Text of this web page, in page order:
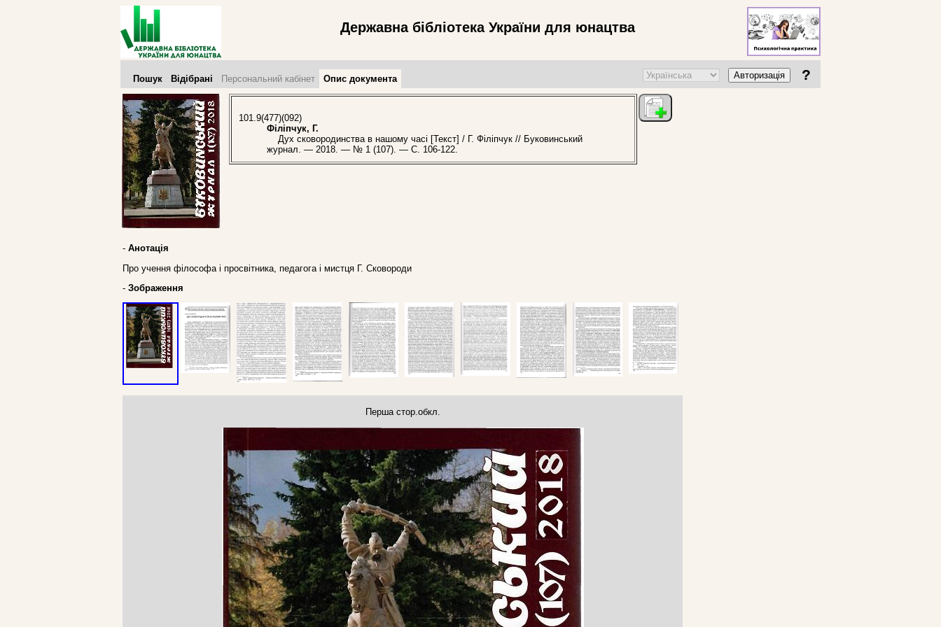
Державна бібліотека України для юнацтва
Пошук Відібрані Персональний кабінет Опис документа Авторизація ?
101.9(477)(092)
Філіпчук, Г.
Дух сковородинства в нашому часі [Текст] / Г. Філіпчук // Буковинський
журнал. — 2018. — № 1 (107). — С. 106-122.
- Анотація
Про учення філософа і просвітника, педагога і мистця Г. Сковороди
- Зображення
Перша стор.обкл.